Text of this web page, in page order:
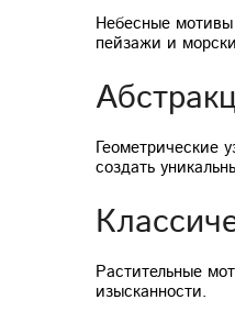
Небесные
пейзажи и
Геометрические
создать
Растительные
изысканности.